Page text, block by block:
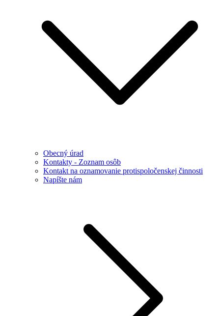
Obecný úrad
Kontakty - Zoznam osôb
Kontakt na oznamovanie protispoločenskej činnosti
Napíšte nám